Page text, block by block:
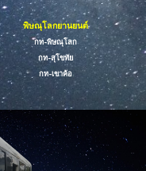
พิษณุโลกยานยนต์
กท-พิษณุโลก
กท-สุโขทัย
กท-เขาค้อ